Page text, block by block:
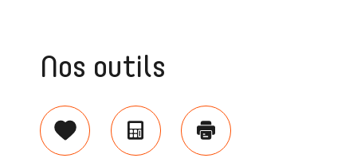
Nos outils
SélectionnerCalculatriceImprimer